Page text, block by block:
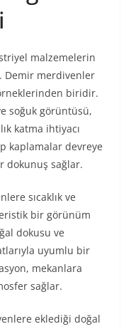
malzemelerin
Demir merdivenler
biridir.
soğuk görüntüsü,
katma ihtiyacı
kaplamalar devreye
dokunuş sağlar.
sıcaklık ve
bir görünüm
dokusu ve
uyumlu bir
mekanlara
sağlar.
eklediği doğal